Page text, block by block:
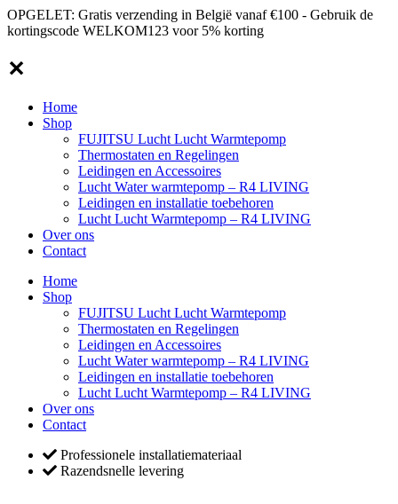
OPGELET: Gratis verzending in België vanaf €100 - Gebruik de
kortingscode WELKOM123 voor 5% korting
✕
Home
Shop
FUJITSU Lucht Lucht Warmtepomp
Thermostaten en Regelingen
Leidingen en Accessoires
Lucht Water warmtepomp – R4 LIVING
Leidingen en installatie toebehoren
Lucht Lucht Warmtepomp – R4 LIVING
Over ons
Contact
Home
Shop
FUJITSU Lucht Lucht Warmtepomp
Thermostaten en Regelingen
Leidingen en Accessoires
Lucht Water warmtepomp – R4 LIVING
Leidingen en installatie toebehoren
Lucht Lucht Warmtepomp – R4 LIVING
Over ons
Contact
Professionele installatiemateriaal
Razendsnelle levering